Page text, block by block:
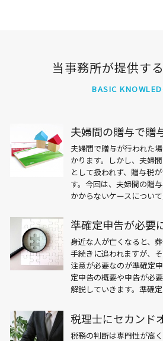
当事務所が提供す
BASIC
夫婦間の贈与で贈
夫婦間で贈与が行われた
かります。しかし、夫婦
として扱われず、贈与税
す。今回は、夫婦間の贈
かからないケースについ
準確定申告が必要
身近な人が亡くなると、
手続きに追われますが、
注意が必要なのが準確定
定申告の概要や申告が必
解説していきます。準確
税理士にセカンド
税務の判断は専門性が高